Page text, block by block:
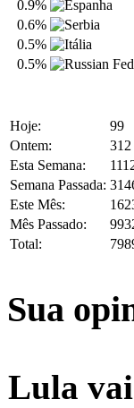
0.9%
0.6%
0.5%
0.5%
Hoje:
99
Ontem:
312
Esta Semana:
Semana Passada:
Este Mês:
Mês Passado:
Total:
Sua
Lula